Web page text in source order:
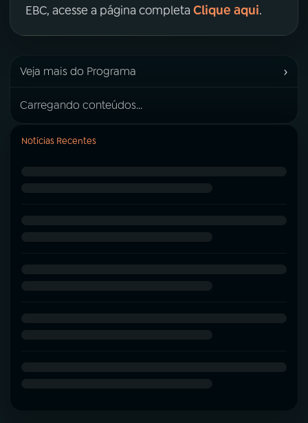
EBC, acesse a página completa Clique aqui.
Veja mais do Programa ›
Carregando conteúdos...
Notícias Recentes